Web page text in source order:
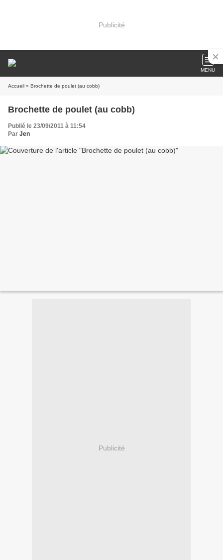
Publicité
MENU
Accueil » Brochette de poulet (au cobb)
Brochette de poulet (au cobb)
Publié le 23/09/2011 à 11:54
Par Jen
Publicité